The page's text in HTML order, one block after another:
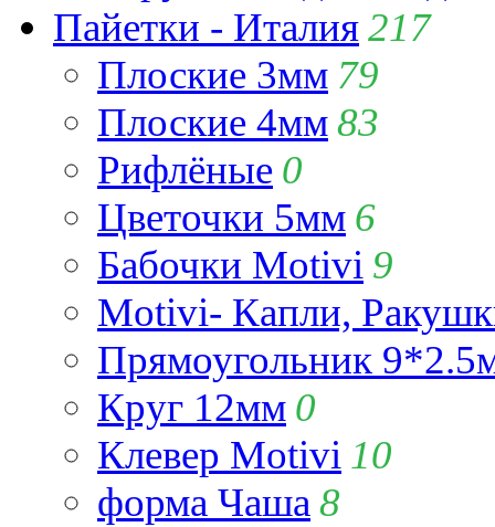
Пайетки - Италия217
Плоские 3мм 79
Плоские 4мм83
Рифлёные 0
Цветочки 5мм 6
Бабочки Motivi 9
Motivi- Капли,
Прямоугольник
Круг 12мм 0
Клевер Motivi 10
форма Чаша 8